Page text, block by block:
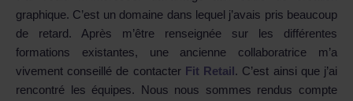
graphique. C’est un domaine dans lequel j’avais pris beaucoup
de retard. Après m’être renseignée sur les différentes
formations existantes, une ancienne collaboratrice m’a
vivement conseillé de contacter Fit Retail. C’est ainsi que j’ai
rencontré les équipes. Nous nous sommes rendus compte